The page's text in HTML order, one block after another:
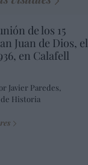
de los 15
Juan de Dios, el
en Calafell
Javier Paredes,
Historia